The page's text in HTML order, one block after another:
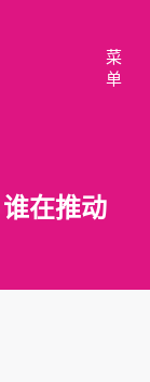
菜
单
菜
单
在推动